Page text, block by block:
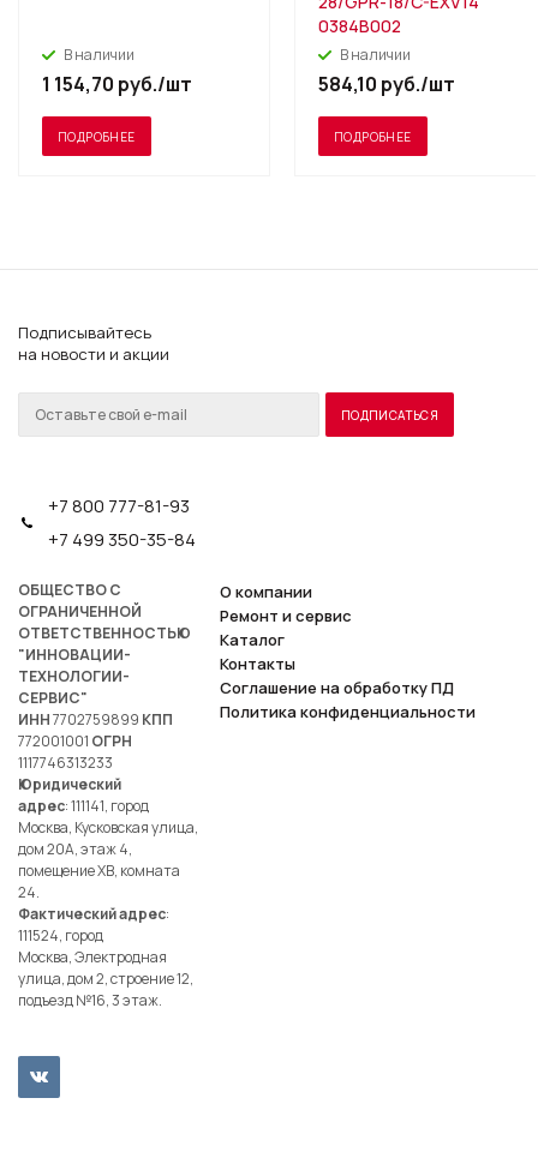
В наличии
1 154,70 руб./шт
ПОДРОБНЕЕ
0384B002
В наличии
584,10 руб./шт
ПОДРОБНЕЕ
Подписывайтесь
на новости и акции
+7 800 777-81-93
+7 499 350-35-84
ОБЩЕСТВО С
ОГРАНИЧЕННОЙ
ОТВЕТСТВЕННОСТЬЮ
"ИННОВАЦИИ-
ТЕХНОЛОГИИ-
СЕРВИС"
ИНН7702759899 КПП
772001001 ОГРН
1117746313233
Юридический
адрес: 111141, город
Москва, Кусковская улица,
дом 20А, этаж 4,
помещение ХВ, комната
24.
Фактический адрес:
111524, город
Москва, Электродная
улица, дом 2, строение 12,
подъезд №16, 3 этаж.
О компании
Ремонт и сервис
Каталог
Контакты
Соглашение на обработку ПД
Политика конфиденциальности